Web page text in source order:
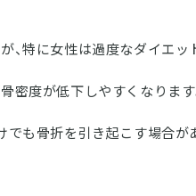
、特に女性は過度なダイエッ
密度が低下しやすくなります
でも骨折を引き起こす場合が